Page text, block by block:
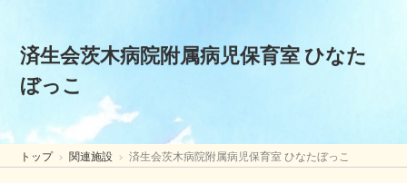
済生会茨木病院附属病児保育室 ひなた
ぼっこ
トップ 関連施設 済生会茨木病院附属病児保育室 ひなたぼっこ